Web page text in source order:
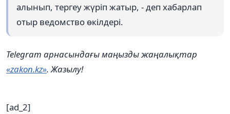
алынып, тергеу жүріп жатыр, - деп хабарлап
отыр ведомство өкілдері.
Telegram арнасындағы маңызды жаңалықтар
«zakon.kz». Жазылу!
[ad_2]